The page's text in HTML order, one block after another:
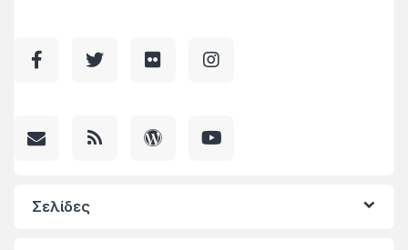
Σελίδες